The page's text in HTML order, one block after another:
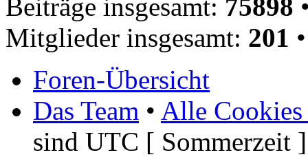
Beiträge insgesamt: 75898
Mitglieder insgesamt: 201
Foren-Übersicht
Das Team • Alle Cookies
sind UTC [ Sommerzeit ]